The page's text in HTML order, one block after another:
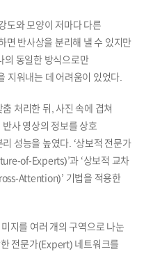
도와 모양이 저마다 다른
면 반사상을 분리해 낼 수 있지만
의 동일한 방식으로만
지워내는 데 어려움이 있었다.
처리한 뒤, 사진 속에 겹쳐
사 영상의 정보를 상호
성능을 높였다. ‘상보적 전문가
of-Experts)’과 ‘상보적 교차
Attention)’ 기법을 적용한
지를 여러 개의 구역으로 나눈
전문가(Expert) 네트워크를